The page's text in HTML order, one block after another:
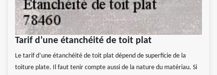
Tarif d’une étanchéité de toit plat
Le tarif d’une étanchéité de toit plat dépend de superficie de la
toiture plate. Il faut tenir compte aussi de la nature du matériau. Si